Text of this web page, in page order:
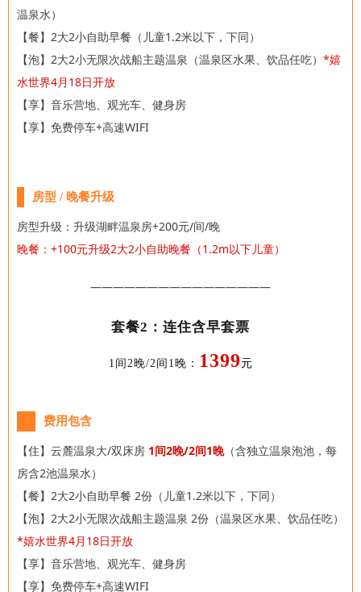
温泉水）
【餐】2大2小自助早餐（儿童1.2米以下，下同）
【泡】2大2小无限次战船主题温泉（温泉区水果、饮品任吃） *嬉
水世界4月18日开放
【享】音乐营地、观光车、健身房
【享】免费停车+高速WIFI
房型 / 晚餐升级
房型升级：升级湖畔温泉房+200元/间/晚
晚餐：+100元升级2大2小自助晚餐（1.2m以下儿童）
————————————————
套餐2：连住含早套票
1间2晚/2间1晚 ： 1399元
费用包含
【住】 云麓温泉大/双床房 1间2晚/2间1晚（含独立温泉泡池，每
房含2池温泉水）
【餐】2大2小自助早餐 2份（儿童1.2米以下，下同）
【泡】2大2小无限次战船主题温泉 2份（温泉区水果、饮品任吃）
*嬉水世界4月18日开放
【享】音乐营地、观光车、健身房
【享】免费停车+高速WIFI